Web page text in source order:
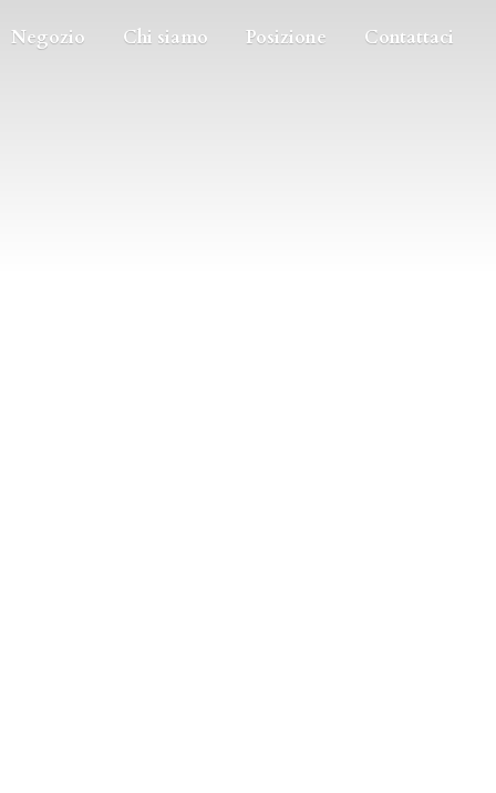
Negozio Chi siamo Posizione Contattaci